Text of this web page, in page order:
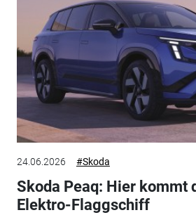
24.06.2026 #Skoda
Skoda Peaq: Hier kommt
Elektro-Flaggschiff